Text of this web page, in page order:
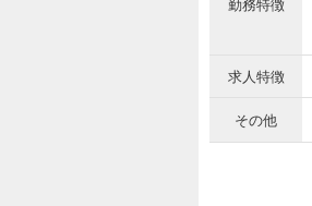
求人特徴
その他